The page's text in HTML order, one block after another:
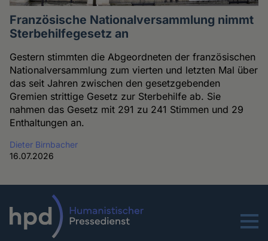
Französische Nationalversammlung nimmt
Sterbehilfegesetz an
Gestern stimmten die Abgeordneten der französischen
Nationalversammlung zum vierten und letzten Mal über
das seit Jahren zwischen den gesetzgebenden
Gremien strittige Gesetz zur Sterbehilfe ab. Sie
nahmen das Gesetz mit 291 zu 241 Stimmen und 29
Enthaltungen an.
Dieter Birnbacher
16.07.2026
Menu